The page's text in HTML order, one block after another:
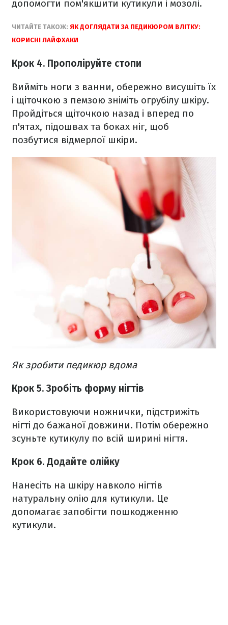
допомогти пом'якшити кутикули і мозолі.
ЧИТАЙТЕ ТАКОЖ: ЯК ДОГЛЯДАТИ ЗА ПЕДИКЮРОМ ВЛІТКУ:
КОРИСНІ ЛАЙФХАКИ
Крок 4. Прополіруйте стопи
Вийміть ноги з ванни, обережно висушіть їх
і щіточкою з пемзою зніміть огрубілу шкіру.
Пройдіться щіточкою назад і вперед по
п'ятах, підошвах та боках ніг, щоб
позбутися відмерлої шкіри.
Як зробити педикюр вдома
Крок 5. Зробіть форму нігтів
Використовуючи ножнички, підстрижіть
нігті до бажаної довжини. Потім обережно
зсуньте кутикулу по всій ширині нігтя.
Крок 6. Додайте олійку
Нанесіть на шкіру навколо нігтів
натуральну олію для кутикули. Це
допомагає запобігти пошкодженню
кутикули.